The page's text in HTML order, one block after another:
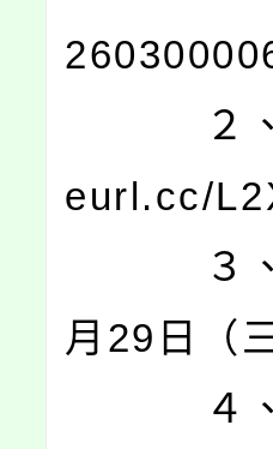
２、
eurl.cc/
３、日
月29日（
４、